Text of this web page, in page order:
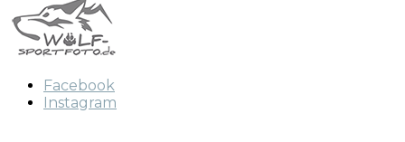
Facebook
Instagram